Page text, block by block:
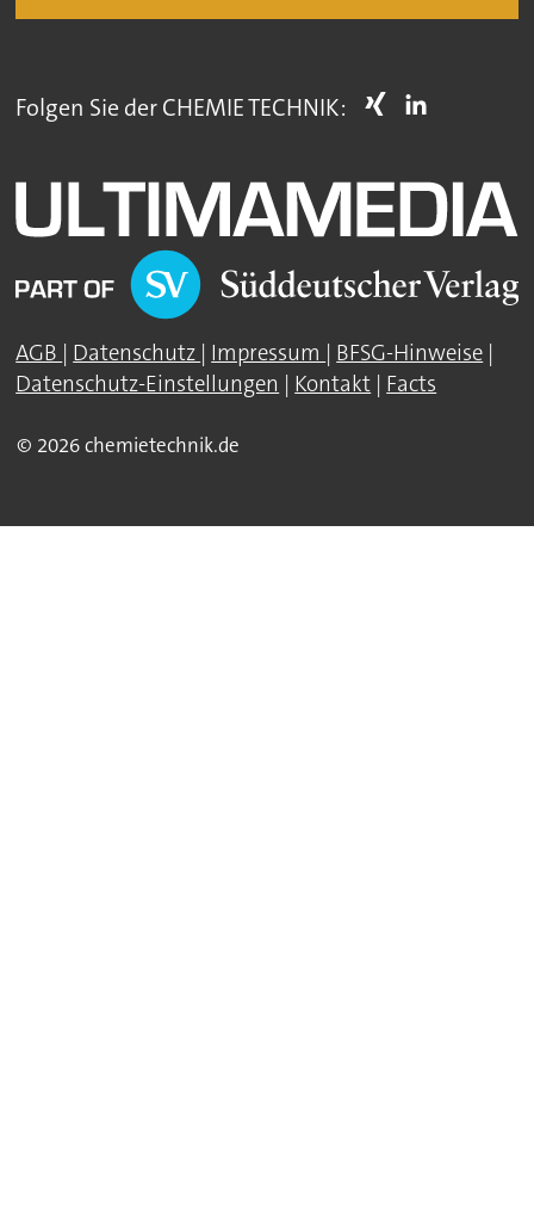
Folgen Sie der CHEMIE TECHNIK:
AGB | Datenschutz | Impressum | BFSG-Hinweise |
Datenschutz-Einstellungen | Kontakt | Facts
© 2026 chemietechnik.de